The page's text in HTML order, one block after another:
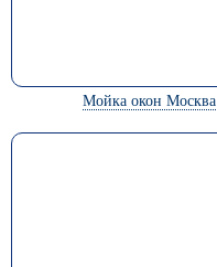
Мойка окон Москва